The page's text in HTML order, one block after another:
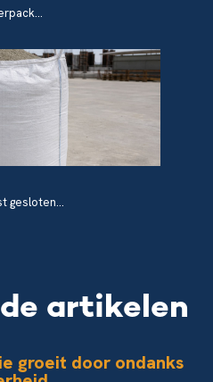
gesloten...
artikelen
groeit door ondanks